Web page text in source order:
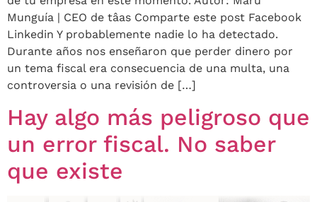
Munguía | CEO de tâas Comparte este post Facebook
Linkedin Y probablemente nadie lo ha detectado.
Durante años nos enseñaron que perder dinero por
un tema fiscal era consecuencia de una multa, una
controversia o una revisión de […]
Hay algo más peligroso que
un error fiscal. No saber
que existe